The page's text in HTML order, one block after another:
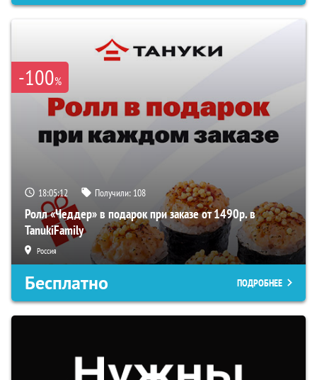
-100%
18:05:11 Получили: 108
Ролл «Чеддер» в подарок при заказе от 1490р. в
TanukiFamily
Россия
Бесплатно ПОДРОБНЕЕ